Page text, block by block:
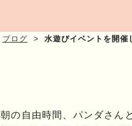
ブログ 水遊びイベントを開催
朝の自由時間、パンダさん